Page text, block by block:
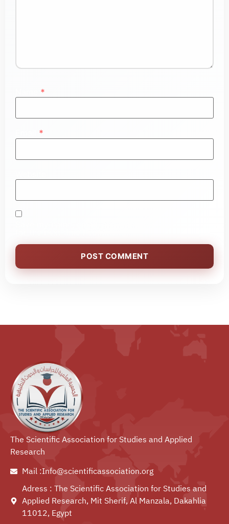
*
*
The Scientific Association for Studies and Applied
Research
Mail :Info@scientificassociation.org
Adress : The Scientific Association for Studies and
Applied Research, Mit Sherif, Al Manzala, Dakahlia
11012, Egypt